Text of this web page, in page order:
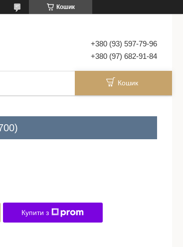
Кошик
+380 (93) 597-79-96
+380 (97) 682-91-84
Кошик
Купити з